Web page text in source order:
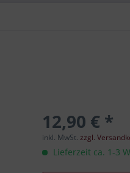
12,90 € *
inkl. MwSt.zzgl.
Lieferzeit ca. 1-3